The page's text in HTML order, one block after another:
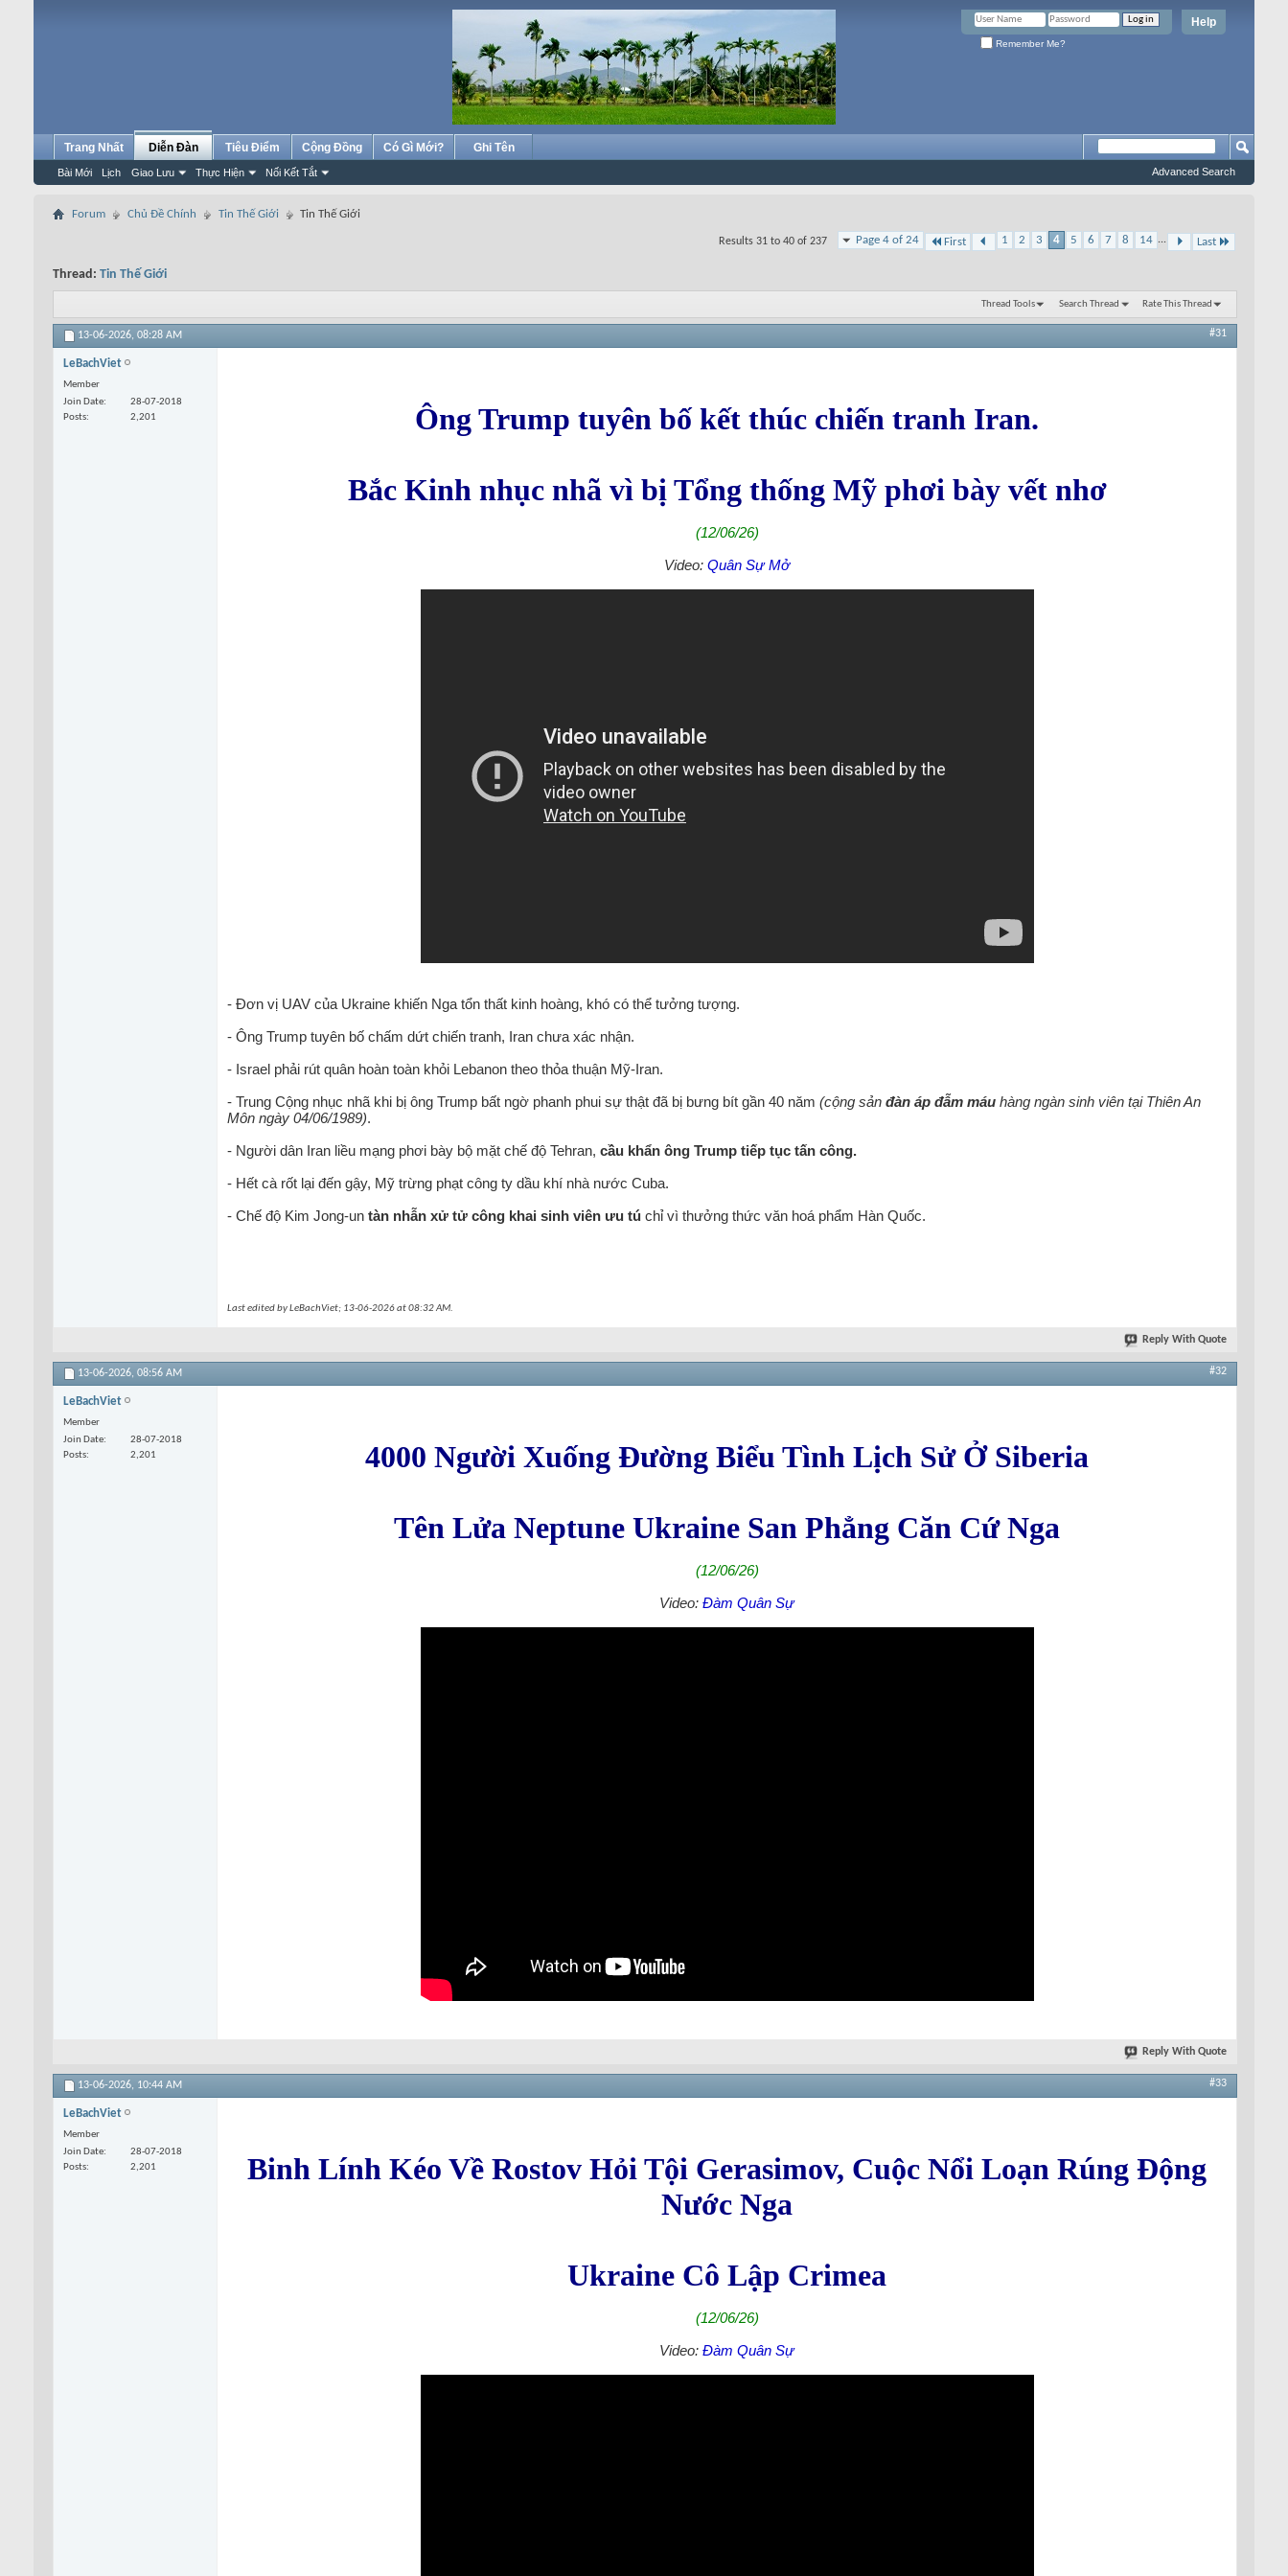
Help
Remember Me?
Trang Nhất Diễn Đàn
Bài Mới Lịch Giao Lưu Thực Hiện Nối Kết Tắt
Tiêu Điểm Cộng Đồng Có Gì Mới? Ghi Tên
Advanced Search
Forum Chủ Đề Chính Tin Thế Giới Tin Thế Giới
Page 4 of 24 First 1 2 3 4 5 6 7 8 14 ... Last
Results 31 to 40 of 237
Thread: Tin Thế Giới
Thread Tools Search Thread Rate This Thread
13-06-2026, 08:28 AM #31
LeBachViet
Member
Join Date
28-07-2018
Posts
2,201 Ông Trump tuyên bố kết thúc chiến tranh Iran.
Bắc Kinh nhục nhã vì bị Tổng thống Mỹ phơi bày vết nhơ
(12/06/26)
Video: Quân Sự Mở
- Đơn vị UAV của Ukraine khiến Nga tổn thất kinh hoàng, khó có thể tưởng tượng.
- Ông Trump tuyên bố chấm dứt chiến tranh, Iran chưa xác nhận.
- Israel phải rút quân hoàn toàn khỏi Lebanon theo thỏa thuận Mỹ-Iran.
- Trung Cộng nhục nhã khi bị ông Trump bất ngờ phanh phui sự thật đã bị bưng bít gần 40 năm (cộng sản đàn áp đẫm máu hàng ngàn sinh viên tại Thiên An
Môn ngày 04/06/1989).
- Người dân Iran liều mạng phơi bày bộ mặt chế độ Tehran, cầu khẩn ông Trump tiếp tục tấn công.
- Hết cà rốt lại đến gậy, Mỹ trừng phạt công ty dầu khí nhà nước Cuba.
- Chế độ Kim Jong-un tàn nhẫn xử tử công khai sinh viên ưu tú chỉ vì thưởng thức văn hoá phẩm Hàn Quốc.
Last edited by LeBachViet; 13-06-2026 at08:32 AM.
Reply With Quote
13-06-2026, 08:56 AM #32
LeBachViet
Member
Join Date
28-07-2018
Posts
2,201 4000 Người Xuống Đường Biểu Tình Lịch Sử Ở Siberia
Tên Lửa Neptune Ukraine San Phẳng Căn Cứ Nga
(12/06/26)
Video: Đàm Quân Sự
Reply With Quote
13-06-2026, 10:44 AM #33
LeBachViet
Member
Join Date
28-07-2018
Posts
2,201
Binh Lính Kéo Về Rostov Hỏi Tội Gerasimov, Cuộc Nổi Loạn Rúng Động
Nước Nga
Ukraine Cô Lập Crimea
(12/06/26)
Video: Đàm Quân Sự